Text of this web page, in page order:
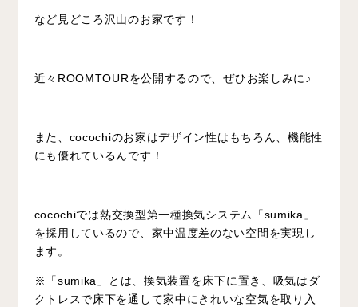
など見どころ沢山のお家です！
近々ROOMTOURを公開するので、ぜひお楽しみに♪
また、cocochiのお家はデザイン性はもちろん、機能性
にも優れているんです！
cocochiでは熱交換型第一種換気システム「sumika」
を採用しているので、家中温度差のない空間を実現し
ます。
※「sumika」とは、換気装置を床下に置き、 吸気はダ
クトレスで床下を通して家中にきれいな空気を取り入